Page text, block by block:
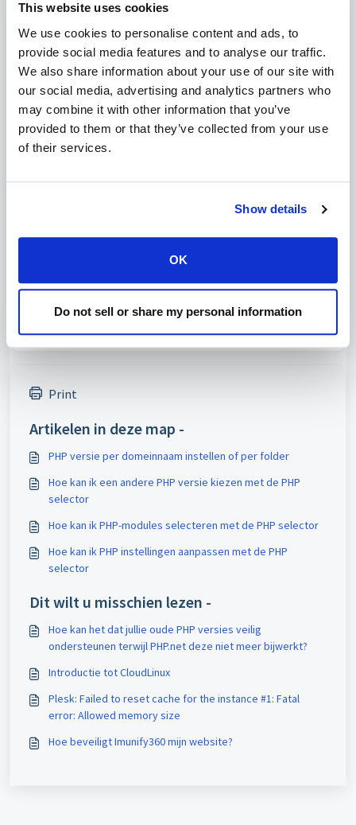
This website uses cookies
We use cookies to personalise content and ads, to
provide social media features and to analyse our traffic.
We also share information about your use of our site with
our social media, advertising and analytics partners who
may combine it with other information that you’ve
provided to them or that they’ve collected from your use
of their services.
Show details
OK
Do not sell or share my personal information
PHP 5.5
❌
PHP 5.6
❌
✅
PHP 7.0
❌
✅
✅
❌
PHP 7.3
✅
✅
PHP 7.4
✅
Was dit artikel nuttig?
Nee Ja
Print
Artikelen in deze map -
PHP versie per domeinnaam instellen of per folder
Hoe kan ik een andere PHP versie kiezen met de PHP
selector
Hoe kan ik PHP-modules selecteren met de PHP selector
Hoe kan ik PHP instellingen aanpassen met de PHP
selector
Dit wilt u misschien lezen -
Hoe kan het dat jullie oude PHP versies veilig
ondersteunen terwijl PHP.net deze niet meer bijwerkt?
Introductie tot CloudLinux
Plesk: Failed to reset cache for the instance #1: Fatal
error: Allowed memory size
Hoe beveiligt Imunify360 mijn website?